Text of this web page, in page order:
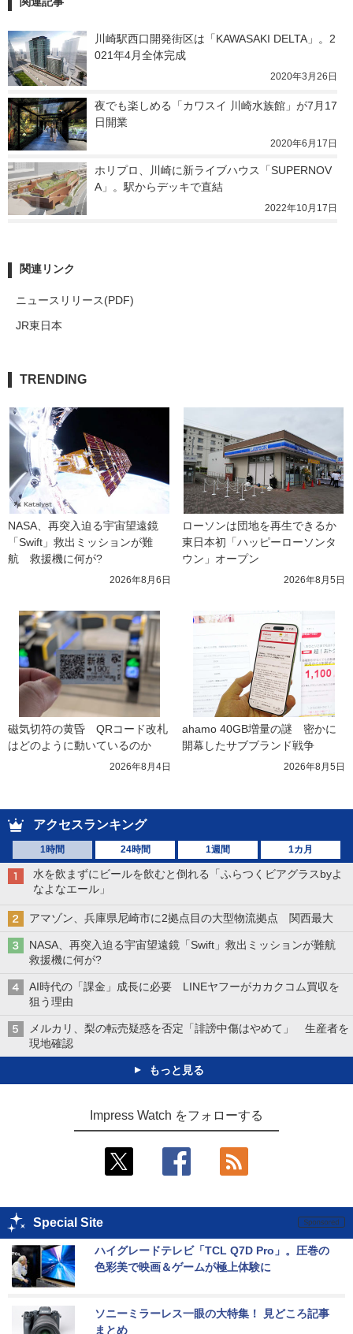
川崎駅西口開発街区は「KAWASAKI DELTA」。2
021年4月全体完成
2020年3月26日
夜でも楽しめる「カワスイ 川崎水族館」が7月17
日開業
2020年6月17日
ホリプロ、川崎に新ライブハウス「SUPERNOV
A」。駅からデッキで直結
2022年10月17日
関連リンク
ニュースリリース(PDF)
JR東日本
TRENDING
NASA、再突入迫る宇宙望遠鏡
「Swift」救出ミッションが難
航　救援機に何が?
2026年8月6日
ローソンは団地を再生できるか
東日本初「ハッピーローソンタ
ウン」オープン
2026年8月5日
磁気切符の黄昏　QRコード改札
はどのように動いているのか
2026年8月4日
ahamo 40GB増量の謎　密かに
開幕したサブブランド戦争
2026年8月5日
アクセスランキング
1時間 24時間 1週間 1カ月
水を飲まずにビールを飲むと倒れる「ふらつくビアグラスbyよ
なよなエール」
アマゾン、兵庫県尼崎市に2拠点目の大型物流拠点 関西最大
NASA、再突入迫る宇宙望遠鏡「Swift」救出ミッションが難航
救援機に何が?
AI時代の「課金」成長に必要 LINEヤフーがカカクコム買収を
狙う理由
メルカリ、梨の転売疑惑を否定「誹謗中傷はやめて」 生産者を
現地確認
もっと見る
Impress Watch をフォローする
Special Site
ハイグレードテレビ「TCL Q7D Pro」。圧巻の
色彩美で映画＆ゲームが極上体験に
ソニーミラーレス一眼の大特集！ 見どころ記事
まとめ